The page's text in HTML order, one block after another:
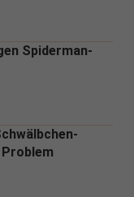
Spiderman-